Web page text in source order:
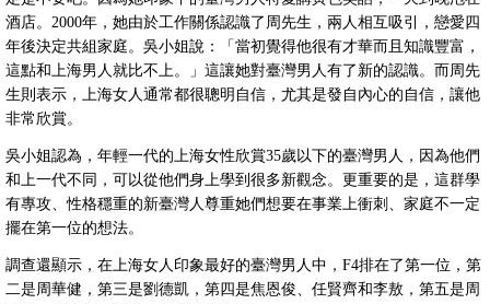
酒店。2000年，她由於工作關係認識了周先生，兩人相互吸引，戀愛四
年後決定共組家庭。吳小姐說：「當初覺得他很有才華而且知識豐富，
這點和上海男人就比不上。」這讓她對臺灣男人有了新的認識。而周先
生則表示，上海女人通常都很聰明自信，尤其是發自內心的自信，讓他
非常欣賞。
吳小姐認為，年輕一代的上海女性欣賞35歲以下的臺灣男人，因為他們
和上一代不同，可以從他們身上學到很多新觀念。更重要的是，這群學
有專攻、性格穩重的新臺灣人尊重她們想要在事業上衝刺、家庭不一定
擺在第一位的想法。
調查還顯示，在上海女人印象最好的臺灣男人中，F4排在了第一位，第
二是周華健，第三是劉德凱，第四是焦恩俊、任賢齊和李敖，第五是周